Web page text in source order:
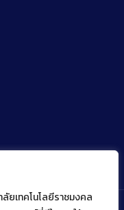
ลัยเทคโนโลยีราชมงคล